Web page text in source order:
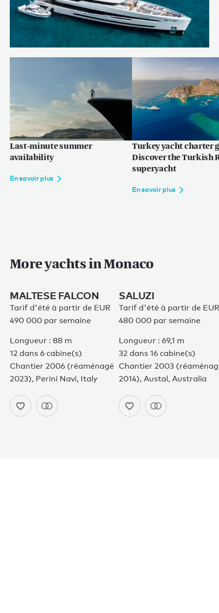
En savoir plus
Last-minute summer
availability
En savoir plus
Turkey yacht charter
Discover the Turkish
superyacht
En savoir plus
More yachts in Monaco
MALTESE FALCON
Tarif d'été à partir de EUR
490 000 par semaine
Longueur : 88 m
12 dans 6 cabine(s)
Chantier 2006 (réaménagé
2023), Perini Navi, Italy
SALUZI
Tarif d'été à partir de EUR
480 000 par semaine
Longueur : 69,1 m
32 dans 16 cabine(s)
Chantier 2003
2014), Austal, Australia